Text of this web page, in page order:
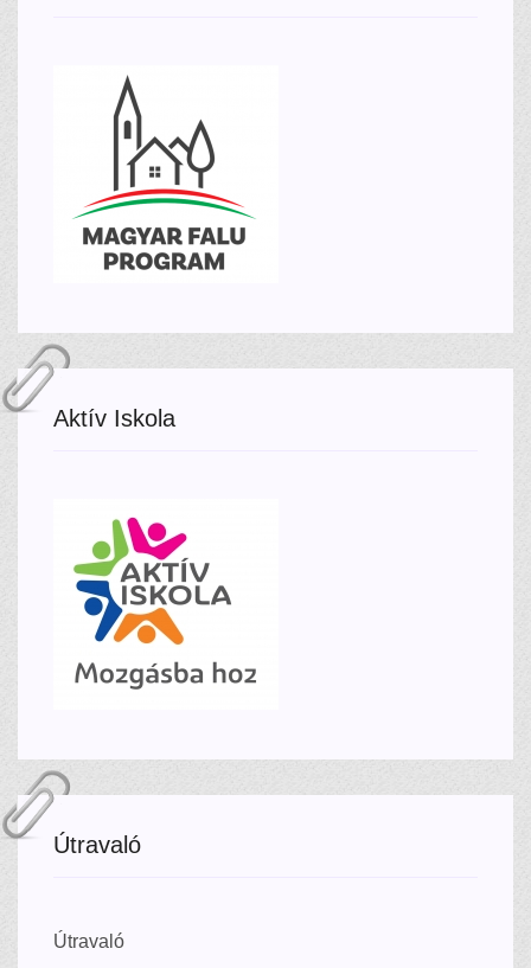
Aktív Iskola
Útravaló
Útravaló